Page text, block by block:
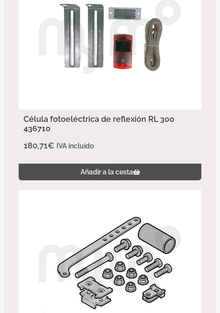
Célula fotoeléctrica de reflexión RL 300
436710
180,71€ IVA incluido
Añadir a la cesta